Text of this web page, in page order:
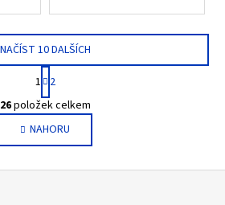
O
v
l
á
d
NAČÍST 10 DALŠÍCH
S
t
r
á
n
k
1
2
26položek celkem
NAHORU